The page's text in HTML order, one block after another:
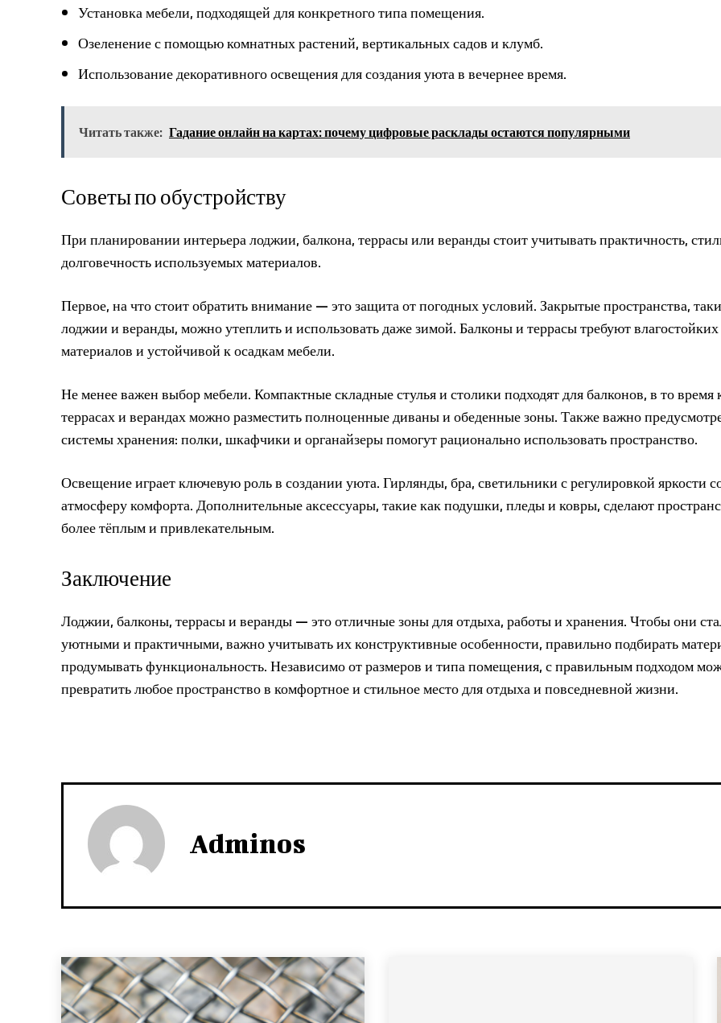
Установка мебели, подходящей для конкретного типа помещения.
Озеленение с помощью комнатных растений, вертикальных садов и клумб.
Использование декоративного освещения для создания уюта в вечернее время.
Читать также: Гадание онлайн на картах: почему цифровые расклады остаются популярными
Советы по обустройству
При планировании интерьера лоджии, балкона, террасы или веранды стоит учитывать практичность,
долговечность используемых материалов.
Первое, на что стоит обратить внимание — это защита от погодных условий. Закрытые пространства,
лоджии и веранды, можно утеплить и использовать даже зимой. Балконы и террасы требуют влагостойких
материалов и устойчивой к осадкам мебели.
Не менее важен выбор мебели. Компактные складные стулья и столики подходят для балконов, в то время
террасах и верандах можно разместить полноценные диваны и обеденные зоны. Также важно
системы хранения: полки, шкафчики и органайзеры помогут рационально использовать пространство.
Освещение играет ключевую роль в создании уюта. Гирлянды, бра, светильники с регулировкой яркости
атмосферу комфорта. Дополнительные аксессуары, такие как подушки, пледы и ковры, сделают
более тёплым и привлекательным.
Заключение
Лоджии, балконы, террасы и веранды — это отличные зоны для отдыха, работы и хранения. Чтобы они
уютными и практичными, важно учитывать их конструктивные особенности, правильно подбирать
продумывать функциональность. Независимо от размеров и типа помещения, с правильным подходом
превратить любое пространство в комфортное и стильное место для отдыха и повседневной жизни.
Adminos